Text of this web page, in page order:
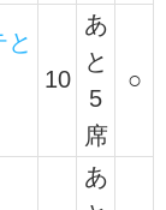
10
あ
と
5
席
○
あ